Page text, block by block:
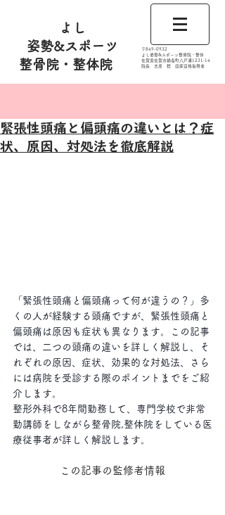
よし
姿勢&スポーツ
整骨院・整体院
​〒849-0932
よし姿勢&スポーツ整骨院・整体
佐賀県佐賀市鍋島町八戸溝1231‐14
​​院長 吉原 稔​ 国家資格取得者
緊張性頭痛と偏頭痛の違いとは？症
状、原因、対処法を徹底解説
「緊張性頭痛と偏頭痛って何が違うの？」多
くの人が経験する頭痛ですが、緊張性頭痛と
偏頭痛は原因も症状も異なります。この記事
では、二つの頭痛の違いを詳しく解説し、そ
れぞれの原因、症状、効果的な対処法、さら
には病院を受診する際のポイントまでをご紹
介します。
整形外科で8年間勤務して、専門学校で非常
勤講師をしながら整骨院,整体院をしている医
療従事者が詳しく解説します。
この記事の監修者情報